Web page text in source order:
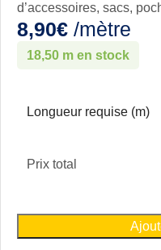
d’accessoires, sacs,
8,90€ /mètre
18,50 m en stock
Longueur requise (m)
Prix total